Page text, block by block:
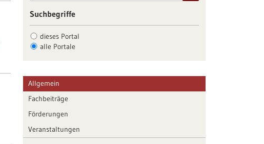
Suchbegriffe
dieses Portal
alle Portale
Allgemein
Fachbeiträge
Förderungen
Veranstaltungen